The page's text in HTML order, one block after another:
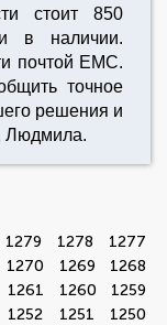
стоит 850
в наличии.
почтой ЕМС.
точное
решения и
Людмила.
1279 1278
1277
1270 1269
1268
1261 1260
1259
1252 1251
1250